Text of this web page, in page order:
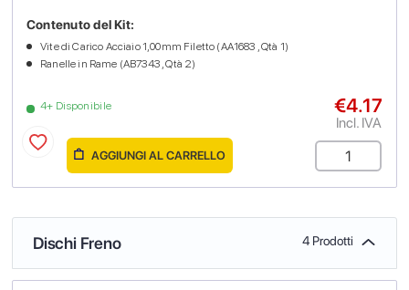
4+ Disponibile
Contenuto del Kit:
Vite di Carico Acciaio 1,00mm Filetto (AA1683 , Qtà 1)
Ranelle in Rame (AB7343 , Qtà 2)
€4.17
Incl. IVA
AGGIUNGI AL CARRELLO
Dischi Freno 4 Prodotti